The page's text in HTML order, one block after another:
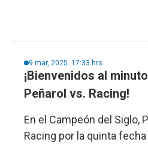
9 mar, 2025. 17:33 hrs.
¡Bienvenidos al
Peñarol vs. Racing!
En el Campeón del Siglo,
Racing por la quinta